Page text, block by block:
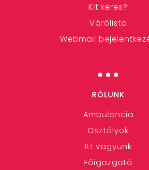
Kit keres?
Várólista
Webmail
…
RÓLUNK
Ambulancia
Osztályok
Itt vagyunk
Főigazgató